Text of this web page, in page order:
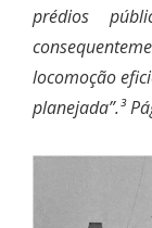
prédios
locomoção
planejada”.³